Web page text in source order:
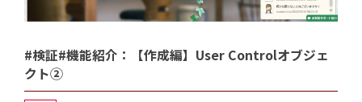
#検証#機能紹介：【作成編】User Controlオブジェ
クト②